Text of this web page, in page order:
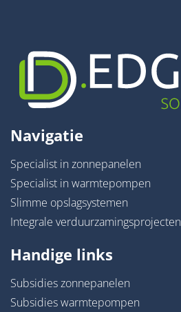
Navigatie
Specialist in zonnepanelen
Specialist in warmtepompen
Slimme opslagsystemen
Integrale verduurzamingsprojecten
Handige links
Subsidies zonnepanelen
Subsidies warmtepompen